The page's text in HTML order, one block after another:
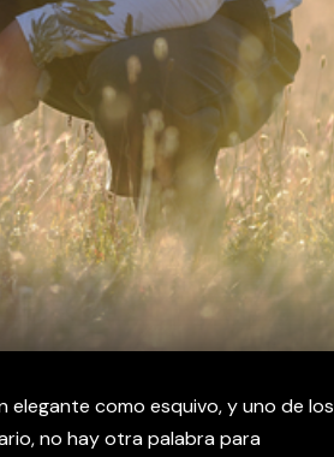
elegante como esquivo, y uno de los
no hay otra palabra para